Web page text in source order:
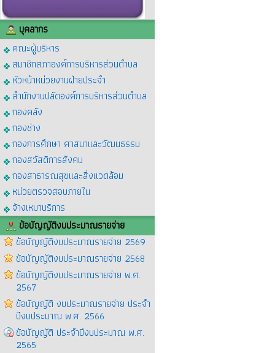
บุคลากร
คณะผู้บริหาร
สมาชิกสภาองค์การบริหารส่วนตำบล
หัวหน้าหน่วยงานฝ่ายประจำ
สำนักงานปลัดองค์การบริหารส่วนตำบล
กองคลัง
กองช่าง
กองการศึกษา ศาสนาและวัฒนธรรม
กองสวัสดิการสังคม
กองสาธารณสุขและสิ่งแวดล้อม
หน่วยตรวจสอบภายใน
จ้างเหมาบริการ
ข้อบัญญัติงบประมาณรายจ่าย
ข้อบัญญัติงบประมาณรายจ่าย 2569
ข้อบัญญัติงบประมาณรายจ่าย 2568
ข้อบัญญัติงบประมาณรายจ่าย พ.ศ.
2567
ข้อบัญญัติ งบประมาณรายจ่าย ประจำ
ปีงบประมาณ พ.ศ. 2566
ข้อบัญญัติ ประจำปีงบประมาณ พ.ศ.
2565